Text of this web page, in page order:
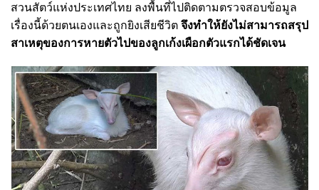
สวนสัตว์แห่งประเทศไทย ลงพื้นที่ไปติดตามตรวจสอบข้อมูล
เรื่องนี้ด้วยตนเองและถูกยิงเสียชีวิต จึงทำให้ยังไม่สามารถสรุป
สาเหตุของการหายตัวไปของลูกเก้งเผือกตัวแรกได้ชัดเจน